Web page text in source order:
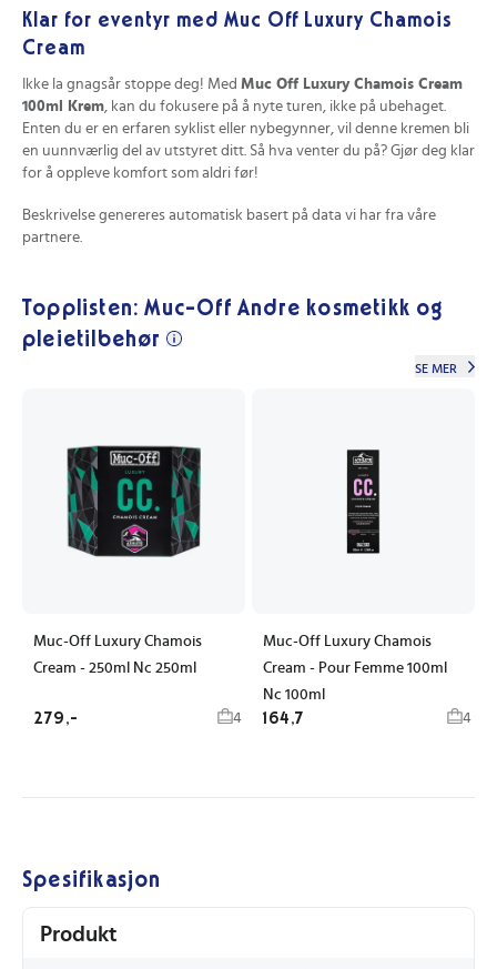
Klar for eventyr med Muc Off Luxury Chamois
Cream
Ikke la gnagsår stoppe deg! Med Muc Off Luxury Chamois Cream
100ml Krem, kan du fokusere på å nyte turen, ikke på ubehaget.
Enten du er en erfaren syklist eller nybegynner, vil denne kremen bli
en uunnværlig del av utstyret ditt. Så hva venter du på? Gjør deg klar
for å oppleve komfort som aldri før!
Beskrivelse genereres automatisk basert på data vi har fra våre
partnere.
Topplisten: Muc-Off Andre kosmetikk og
pleietilbehør
SE MER
Muc-Off Luxury Chamois
Cream - 250ml Nc 250ml
279,- 4
Muc-Off Luxury Chamois
Cream - Pour Femme 100ml
Nc 100ml
164,7 4
Spesifikasjon
Produkt